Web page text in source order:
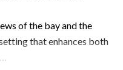
of the bay and the
that enhances both